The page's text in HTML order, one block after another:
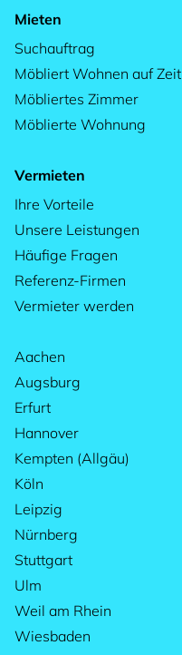
Mieten
Suchauftrag
Möbliert Wohnen auf Zeit
Möbliertes Zimmer
Möblierte Wohnung
Vermieten
Ihre Vorteile
Unsere Leistungen
Häufige Fragen
Referenz-Firmen
Vermieter werden
Aachen
Augsburg
Erfurt
Hannover
Kempten (Allgäu)
Köln
Leipzig
Nürnberg
Stuttgart
Ulm
Weil am Rhein
Wiesbaden